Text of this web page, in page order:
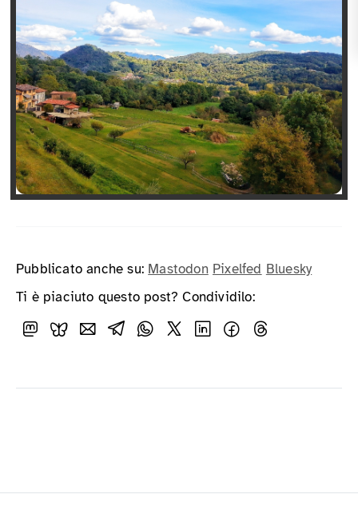
Pubblicato anche su: Mastodon Pixelfed Bluesky
Ti è piaciuto questo post? Condividilo: